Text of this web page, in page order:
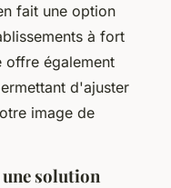
fait une option
à fort
offre également
d'ajuster
image de
solution